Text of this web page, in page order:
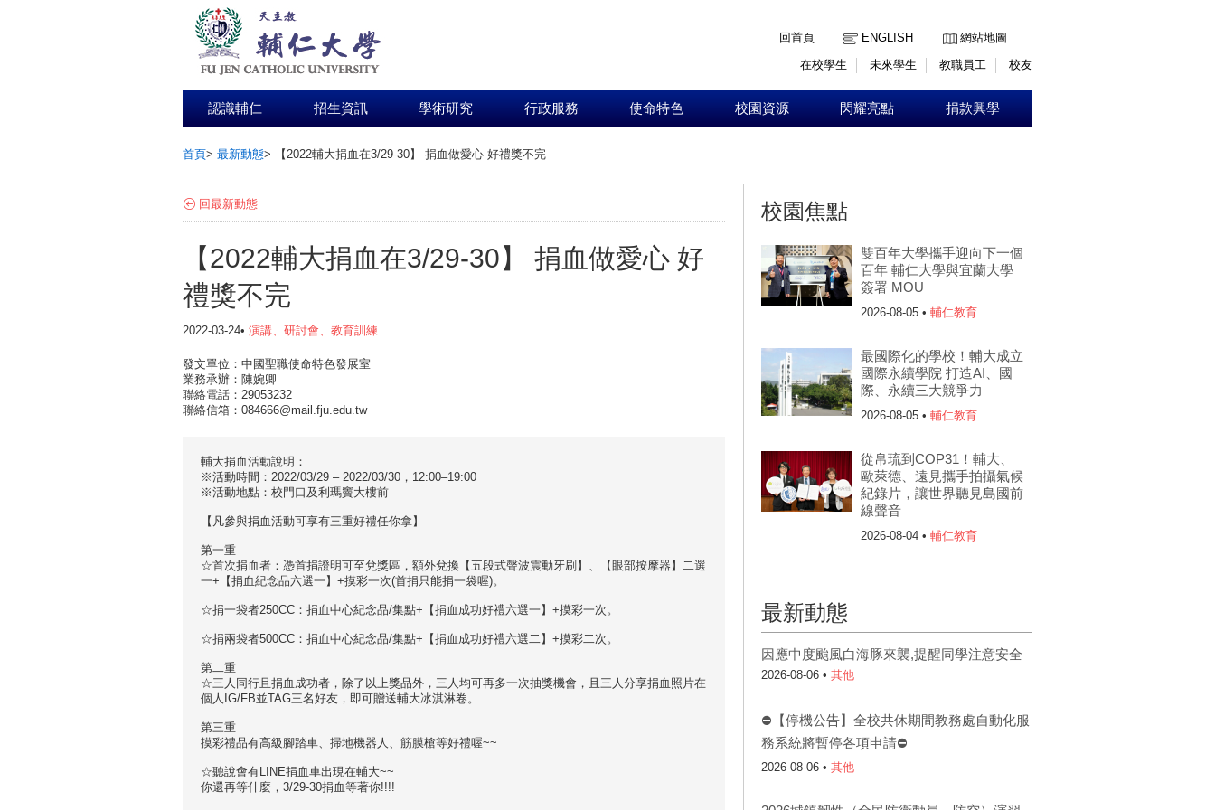
回首頁
ENGLISH
網站地圖
在校學生
未來學生 教職員工 校友
認識輔仁 招生資訊 學術研究 行政服務 使命特色 校園資源 閃耀亮點 捐款興學
首頁> 最新動態> 【2022輔大捐血在3/29-30】 捐血做愛心 好禮獎不完
回最新動態
【2022輔大捐血在3/29-30】 捐血做愛心 好
禮獎不完
2022-03-24• 演講、研討會、教育訓練
發文單位：中國聖職使命特色發展室
業務承辦：陳婉卿
聯絡電話：29053232
聯絡信箱：084666@mail.fju.edu.tw
輔大捐血活動說明：
※活動時間：2022/03/29 – 2022/03/30，12:00–19:00
※活動地點：校門口及利瑪竇大樓前
【凡參與捐血活動可享有三重好禮任你拿】
第一重
☆首次捐血者：憑首捐證明可至兌獎區，額外兌換【五段式聲波震動牙刷】、【眼部按摩器】二選
一+【捐血紀念品六選一】+摸彩一次(首捐只能捐一袋喔)。
☆捐一袋者250CC：捐血中心紀念品/集點+【捐血成功好禮六選一】+摸彩一次。
☆捐兩袋者500CC：捐血中心紀念品/集點+【捐血成功好禮六選二】+摸彩二次。
第二重
☆三人同行且捐血成功者，除了以上獎品外，三人均可再多一次抽獎機會，且三人分享捐血照片在
個人IG/FB並TAG三名好友，即可贈送輔大冰淇淋卷。
第三重
摸彩禮品有高級腳踏車、掃地機器人、筋膜槍等好禮喔~~
☆聽說會有LINE捐血車出現在輔大~~
你還再等什麼，3/29-30捐血等著你!!!!
校園焦點
雙百年大學攜手迎向下一個
百年 輔仁大學與宜蘭大學
簽署 MOU
2026-08-05 • 輔仁教育
最國際化的學校！輔大成立
國際永續學院 打造AI、國
際、永續三大競爭力
2026-08-05 • 輔仁教育
從帛琉到COP31！輔大、
歐萊德、遠見攜手拍攝氣候
紀錄片，讓世界聽見島國前
線聲音
2026-08-04 • 輔仁教育
最新動態
因應中度颱風白海豚來襲,提醒同學注意安全
2026-08-06 • 其他
⛔【停機公告】全校共休期間教務處自動化服
務系統將暫停各項申請⛔
2026-08-06 • 其他